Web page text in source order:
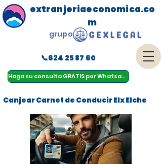
Haga su consulta GRATIS por Whatsapp
menu
extranjeriaeconomica.co
m
📞624 25 87 60
grupo
Canjear Carnet de Conducir Elx Elche